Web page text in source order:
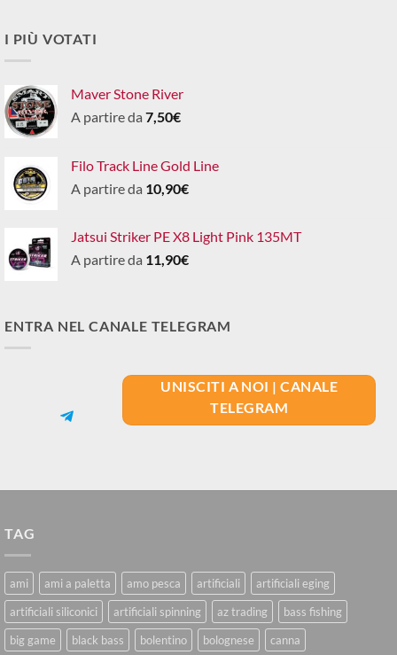
I PIÙ VOTATI
Maver Stone River
A partire da 7,50€
Filo Track Line Gold Line
A partire da 10,90€
Jatsui Striker PE X8 Light Pink 135MT
A partire da 11,90€
ENTRA NEL CANALE TELEGRAM
UNISCITI A NOI | CANALE
TELEGRAM
TAG
ami ami a paletta amo pesca artificiali
artificiali eging
artificiali siliconici
artificiali spinning az trading
bass fishing
big game
black bass bolentino bolognese canna